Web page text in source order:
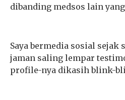
dibanding medsos lain
Saya bermedia sosial sejak
jaman saling lempar
profile-nya dikasih blink-